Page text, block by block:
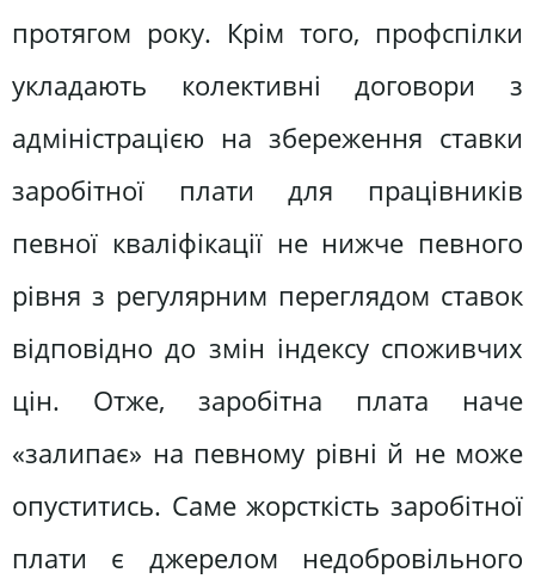
протягом року. Крім того, профспілки
укладають колективні договори з
адміністрацією на збереження ставки
заробітної плати для працівників
певної кваліфікації не нижче певного
рівня з регулярним переглядом ставок
відповідно до змін індексу споживчих
цін. Отже, заробітна плата наче
«залипає» на певному рівні й не може
опуститись. Саме жорсткість заробітної
плати є джерелом недобровільного